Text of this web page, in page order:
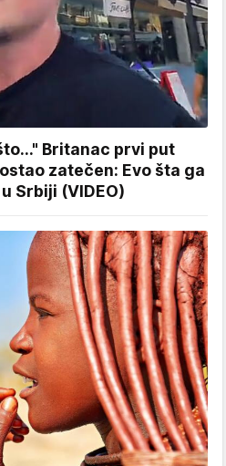
Britanac prvi put
zatečen: Evo šta ga
Srbiji (VIDEO)